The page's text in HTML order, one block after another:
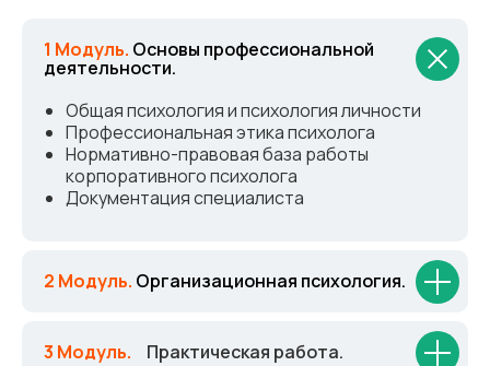
1 Модуль. Основы профессиональной
деятельности.
Общая психология и психология личности
Профессиональная этика психолога
Нормативно-правовая база работы
корпоративного психолога
Документация специалиста
2 Модуль. Организационная психология.
3 Модуль. Практическая работа.